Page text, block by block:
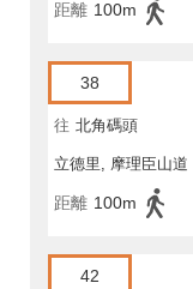
距離 100m
38
往 北角碼頭
立德里, 摩理臣山道
距離 100m
42